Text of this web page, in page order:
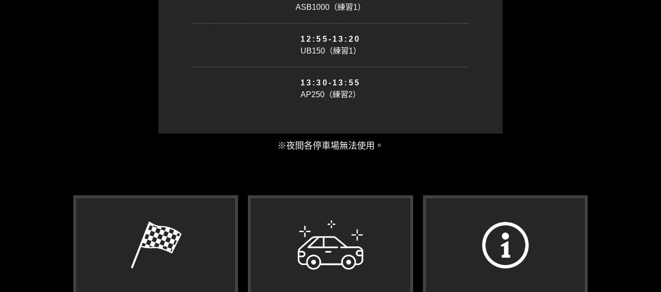
ASB1000（練習1）
12:55-13:20
UB150（練習1）
13:30-13:55
AP250（練習2）
UB150（練習2）
16:00-16:25
AP250（練習3）
※夜間各停車場無法使用。